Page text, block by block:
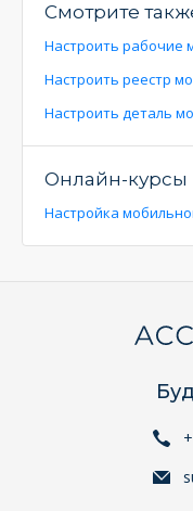
Смотрите
Настроить рабочие
Настроить реестр
Настроить деталь
Онлайн-курсы
Настройка